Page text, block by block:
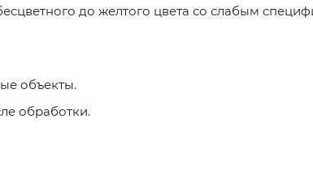
до желтого цвета со слабым
объекты.
обработки.